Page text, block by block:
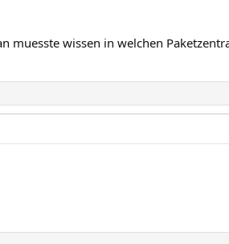
muesste wissen in welchen